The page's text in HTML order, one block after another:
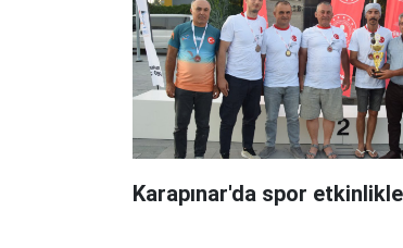
Karapınar'da spor